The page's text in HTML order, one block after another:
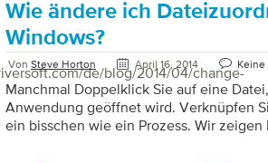
de/blog/2014/04/change-
Wie ändere ich
Windows?
Von Steve Horton April 16, 2014
Manchmal Doppelklick Sie auf eine
Anwendung geöffnet wird. Verknüpfen
ein bisschen wie ein Prozess. Wir zeigen